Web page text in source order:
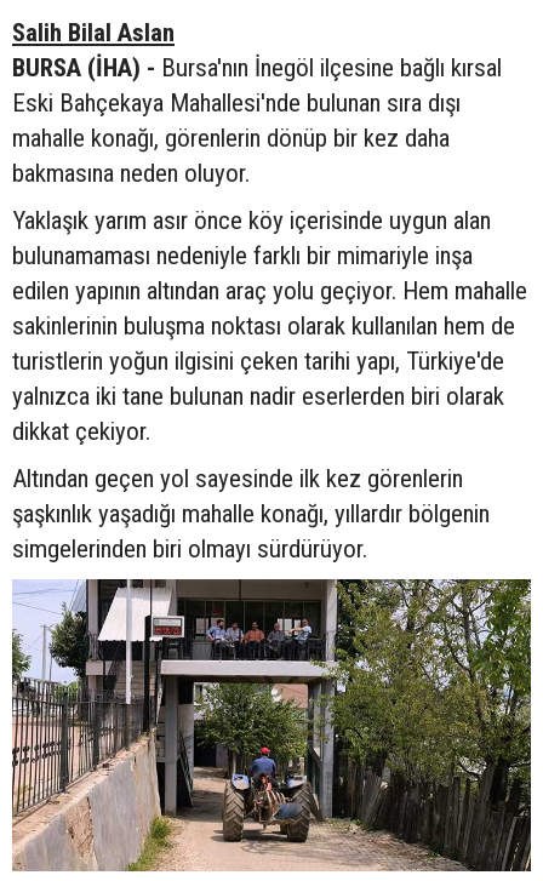
Salih Bilal Aslan
BURSA (İHA) - Bursa'nın İnegöl ilçesine bağlı kırsal
Eski Bahçekaya Mahallesi'nde bulunan sıra dışı
mahalle konağı, görenlerin dönüp bir kez daha
bakmasına neden oluyor.
Yaklaşık yarım asır önce köy içerisinde uygun alan
bulunamaması nedeniyle farklı bir mimariyle inşa
edilen yapının altından araç yolu geçiyor. Hem mahalle
sakinlerinin buluşma noktası olarak kullanılan hem de
turistlerin yoğun ilgisini çeken tarihi yapı, Türkiye'de
yalnızca iki tane bulunan nadir eserlerden biri olarak
dikkat çekiyor.
Altından geçen yol sayesinde ilk kez görenlerin
şaşkınlık yaşadığı mahalle konağı, yıllardır bölgenin
simgelerinden biri olmayı sürdürüyor.